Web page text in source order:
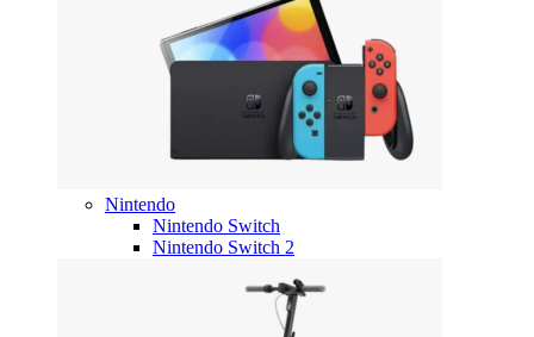
Nintendo
Nintendo Switch
Nintendo Switch 2